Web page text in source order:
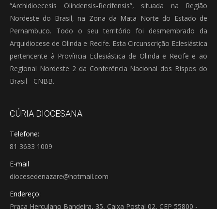
“Archidioecesis Olindensis-Recifensis”, situada na Região
Nordeste do Brasil, na Zona da Mata Norte do Estado de
Pernambuco. Todo o seu território foi desmembrado da
Arquidiocese de Olinda e Recife. Esta Circunscrição Eclesiástica
pertencente à Província Eclesiástica de Olinda e Recife e ao
Regional Nordeste 2 da Conferência Nacional dos Bispos do
Brasil - CNBB.
CÚRIA DIOCESANA
Telefone:
81 3633 1009
E-mail
diocesedenazare@hotmail.com
Endereço:
Praça Herculano Bandeira, 35, Caixa Postal 02, CEP 55800 -